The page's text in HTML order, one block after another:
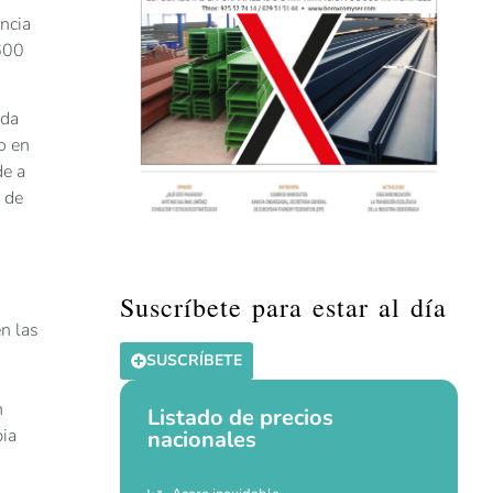
en
a
las
Suscríbete para estar al día
SUSCRÍBETE
Listado de precios
nacionales